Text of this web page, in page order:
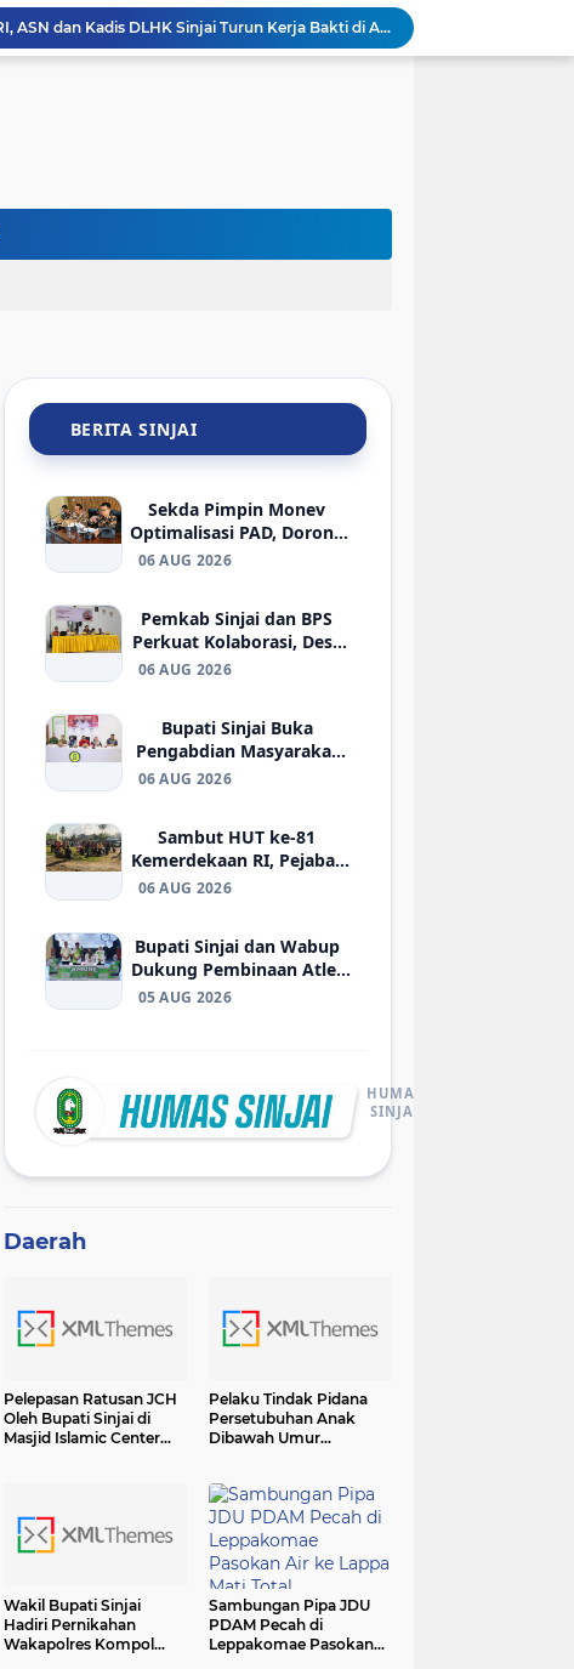
Sambut HUT Ke-81 RI, ASN dan Kadis DLHK Sinjai Turun Kerja Bakti di Alun-Alun
Sambut HUT ke-81 RI, PTMSI dan Dinkes Sinjai Gelar Turnamen Tenis Meja Berhadiah Bibit Atlet
Keren! Tim SAR Dit Samapta Polda Sulsel Raih Penghargaan Basarnas Usai Misi ATR 42-500 di Bulu Saraung
BERITA SINJAI
Sekda Pimpin Monev
Optimalisasi PAD, Dorong
Penguatan Strategi
06 AUG 2026
Pemkab Sinjai dan BPS
Perkuat Kolaborasi, Desa
Cantik Didorong Jadi
06 AUG 2026
Bupati Sinjai Buka
Pengabdian Masyarakat
FISIP Unhas, Perkuat
06 AUG 2026
Sambut HUT ke-81
Kemerdekaan RI, Pejabat
Daerah dan ASN Sinjai
06 AUG 2026
Bupati Sinjai dan Wabup
Dukung Pembinaan Atlet
Muda, Amure Cup III
05 AUG 2026
HUMAS
SINJAI
Daerah
Pelepasan Ratusan JCH
Oleh Bupati Sinjai di
Masjid Islamic Center
Pelaku Tindak Pidana
Persetubuhan Anak
Dibawah Umur
Wakil Bupati Sinjai
Hadiri Pernikahan
Wakapolres Kompol
Sambungan Pipa JDU
PDAM Pecah di
Leppakomae Pasokan